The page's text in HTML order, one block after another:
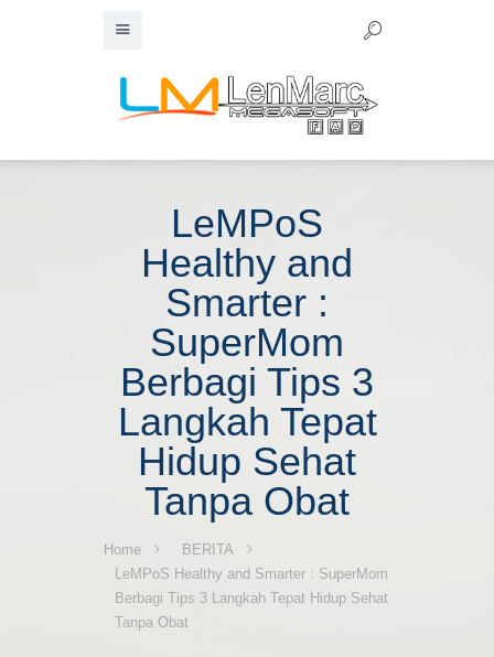
LeMPoS
Healthy and
Smarter :
SuperMom
Berbagi Tips 3
Langkah Tepat
Hidup Sehat
Tanpa Obat
Home
BERITA
LeMPoS Healthy and Smarter : SuperMom
Berbagi Tips 3 Langkah Tepat Hidup Sehat
Tanpa Obat